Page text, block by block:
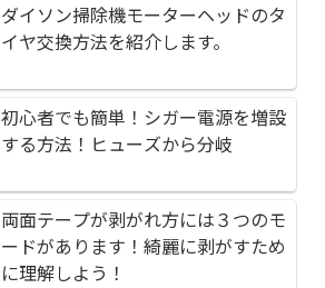
ダイソン掃除機モーターヘッドのタ
イヤ交換方法を紹介します。
初心者でも簡単！シガー電源を増設
する方法！ヒューズから分岐
両面テープが剥がれ方には３つのモ
ードがあります！綺麗に剥がすため
に理解しよう！
初心者でも簡単！シ
する方法！ヒューズか
ダイソン掃除機モー
イヤ交換方法を紹介し
千葉県長生郡白子町
ト 剃金海岸（剃金海
九十九里のサーフポ
イレブン九十九里町
千葉県長生郡白子町
ト 剃金海岸（剃金海
アップリカのユラリ
プタの種類を紹介しま